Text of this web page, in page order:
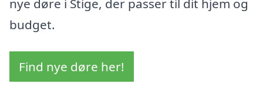
nye døre i Stige, der passer til dit hjem og
budget.
Find nye døre her!